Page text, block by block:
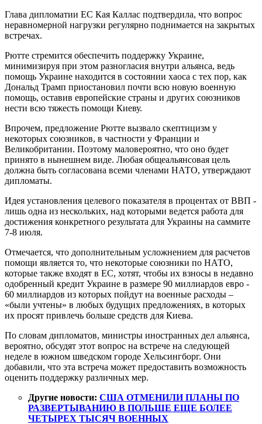
Глава дипломатии ЕС Кая Каллас подтвердила, что вопрос
неравномерной нагрузки регулярно поднимается на закрытых
встречах.
Рютте стремится обеспечить поддержку Украине,
минимизируя при этом разногласия внутри альянса, ведь
помощь Украине находится в состоянии хаоса с тех пор, как
Дональд Трамп приостановил почти всю новую военную
помощь, оставив европейские страны и других союзников
нести всю тяжесть помощи Киеву.
Впрочем, предложение Рютте вызвало скептицизм у
некоторых союзников, в частности у Франции и
Великобритании. Поэтому маловероятно, что оно будет
принято в нынешнем виде. Любая общеальянсовая цель
должна быть согласована всеми членами НАТО, утверждают
дипломаты.
Идея установления целевого показателя в процентах от ВВП -
лишь одна из нескольких, над которыми ведется работа для
достижения конкретного результата для Украины на саммите
7-8 июля.
Отмечается, что дополнительным усложнением для расчетов
помощи является то, что некоторые союзники по НАТО,
которые также входят в ЕС, хотят, чтобы их взносы в недавно
одобренный кредит Украине в размере 90 миллиардов евро -
60 миллиардов из которых пойдут на военные расходы –
«были учтены» в любых будущих предложениях, в которых
их просят привлечь больше средств для Киева.
По словам дипломатов, министры иностранных дел альянса,
вероятно, обсудят этот вопрос на встрече на следующей
неделе в южном шведском городе Хельсингборг. Они
добавили, что эта встреча может предоставить возможность
оценить поддержку различных мер.
Другие новости: США ОТМЕНИЛИ ПЛАНЫ ПО
РАЗВЕРТЫВАНИЮ В ПОЛЬШЕ ЕЩЕ БОЛЕЕ
ЧЕТЫРЕХ ТЫСЯЧ ВОЕННЫХ